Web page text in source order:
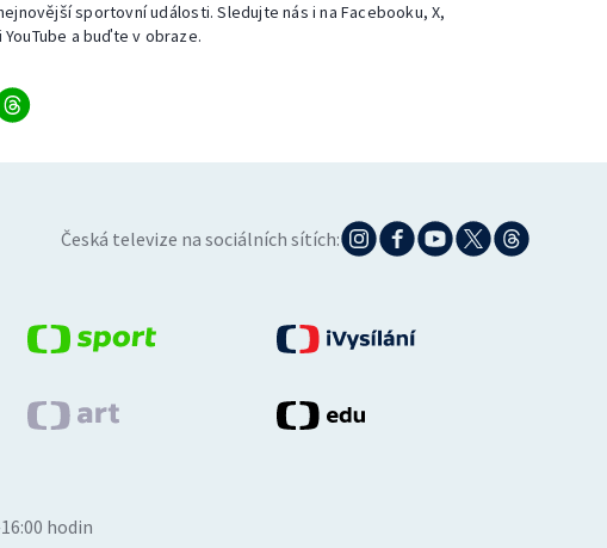
sportovní události. Sledujte nás i na Facebooku, X,
a buďte v obraze.
Česká televize na sociálních sítích:
hodin